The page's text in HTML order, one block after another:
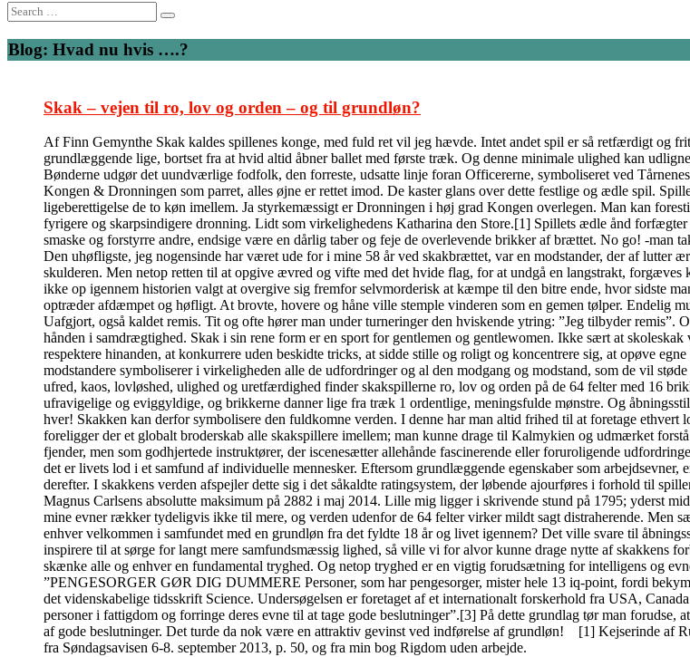
Search
for:
Blog: Hvad nu hvis ….?
Skak – vejen til ro, lov og orden – og til grundløn?
Af Finn Gemynthe Skak kaldes spillenes konge, med fuld ret vil jeg hævde. Intet andet spil er så retfærdigt og
grundlæggende lige, bortset fra at hvid altid åbner ballet med første træk. Og denne minimale ulighed kan
Bønderne udgør det uundværlige fodfolk, den forreste, udsatte linje foran Officererne, symboliseret ved
Kongen & Dronningen som parret, alles øjne er rettet imod. De kaster glans over dette festlige og ædle spil.
ligeberettigelse de to køn imellem. Ja styrkemæssigt er Dronningen i høj grad Kongen overlegen. Man kan
fyrigere og skarpsindigere dronning. Lidt som virkelighedens Katharina den Store.[1] Spillets ædle ånd
smaske og forstyrre andre, endsige være en dårlig taber og feje de overlevende brikker af brættet. No go! -man
Den uhøfligste, jeg nogensinde har været ude for i mine 58 år ved skakbrættet, var en modstander, der af lutter
skulderen. Men netop retten til at opgive ævred og vifte med det hvide flag, for at undgå en langstrakt,
ikke op igennem historien valgt at overgive sig fremfor selvmorderisk at kæmpe til den bitre ende, hvor sidste
optræder afdæmpet og høfligt. At brovte, hovere og håne ville stemple vinderen som en gemen tølper. Endelig
Uafgjort, også kaldet remis. Tit og ofte hører man under turneringer den hviskende ytring: ”Jeg tilbyder
hånden i samdrægtighed. Skak i sin rene form er en sport for gentlemen og gentlewomen. Ikke sært at
respektere hinanden, at konkurrere uden beskidte tricks, at sidde stille og roligt og koncentrere sig, at opøve
modstandere symboliserer i virkeligheden alle de udfordringer og al den modgang og modstand, som de vil
ufred, kaos, lovløshed, ulighed og uretfærdighed finder skakspillerne ro, lov og orden på de 64 felter med 16
ufravigelige og eviggyldige, og brikkerne danner lige fra træk 1 ordentlige, meningsfulde mønstre. Og
hver! Skakken kan derfor symbolisere den fuldkomne verden. I denne har man altid frihed til at foretage
foreligger der et globalt broderskab alle skakspillere imellem; man kunne drage til Kalmykien og udmærket
fjender, men som godhjertede instruktører, der iscenesætter allehånde fascinerende eller foruroligende
det er livets lod i et samfund af individuelle mennesker. Eftersom grundlæggende egenskaber som
derefter. I skakkens verden afspejler dette sig i det såkaldte ratingsystem, der løbende ajourføres i forhold til
Magnus Carlsens absolutte maksimum på 2882 i maj 2014. Lille mig ligger i skrivende stund på 1795; yderst
mine evner rækker tydeligvis ikke til mere, og verden udenfor de 64 felter virker mildt sagt distraherende. Men
enhver velkommen i samfundet med en grundløn fra det fyldte 18 år og livet igennem? Det ville svare til
inspirere til at sørge for langt mere samfundsmæssig lighed, så ville vi for alvor kunne drage nytte af skakkens
skænke alle og enhver en fundamental tryghed. Og netop tryghed er en vigtig forudsætning for intelligens og
”PENGESORGER GØR DIG DUMMERE Personer, som har pengesorger, mister hele 13 iq-point, fordi
det videnskabelige tidsskrift Science. Undersøgelsen er foretaget af et internationalt forskerhold fra USA,
personer i fattigdom og forringe deres evne til at tage gode beslutninger”.[3] På dette grundlag tør man
af gode beslutninger. Det turde da nok være en attraktiv gevinst ved indførelse af grundløn! [1] Kejserinde af
fra Søndagsavisen 6-8. september 2013, p. 50, og fra min bog Rigdom uden arbejde.